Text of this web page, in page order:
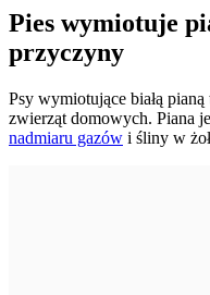
Pies wymiotuje
przyczyny
Psy wymiotujące białą
zwierząt domowych. Piana
nadmiaru gazów i śliny w